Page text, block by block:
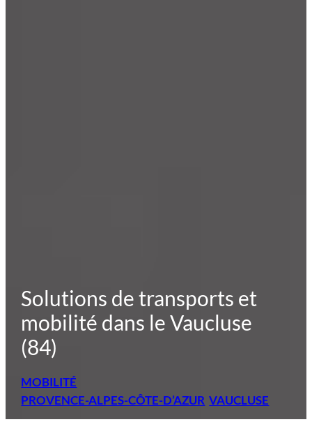
Solutions de transports et
mobilité dans le Vaucluse
(84)
MOBILITÉ
PROVENCE-ALPES-CÔTE-D’AZUR VAUCLUSE